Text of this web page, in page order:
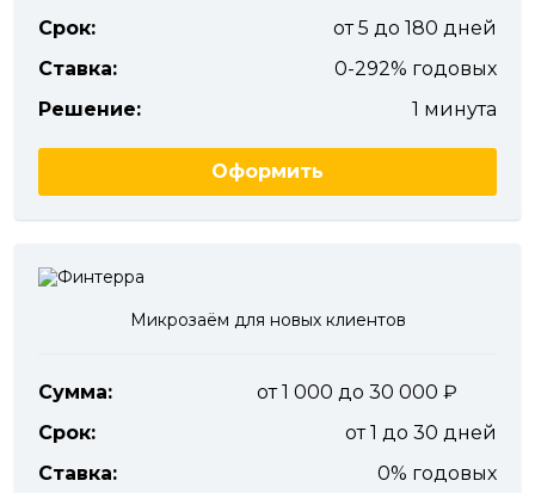
Срок:
от 5 до 180 дней
Ставка:
0-292% годовых
Решение:
1 минута
Оформить
Микрозаём для новых клиентов
Сумма:
от 1 000 до 30 000
Срок:
от 1 до 30 дней
Ставка:
0% годовых